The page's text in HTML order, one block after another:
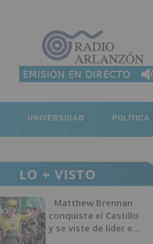
UNIVERSIDAD POLÍTICA
LO + VISTO
Matthew Brennan
conquista el Castillo
y se viste de líder en